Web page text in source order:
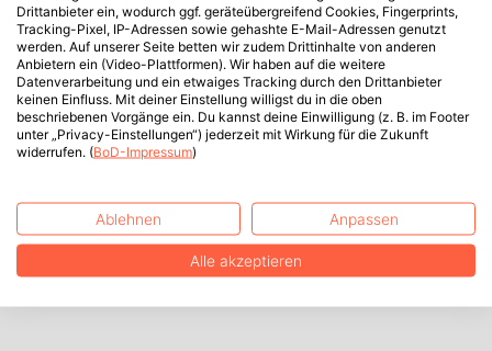
Drittanbieter ein, wodurch ggf. geräteübergreifend Cookies, Fingerprints,
Tracking-Pixel, IP-Adressen sowie gehashte E-Mail-Adressen genutzt
werden. Auf unserer Seite betten wir zudem Drittinhalte von anderen
Anbietern ein (Video-Plattformen). Wir haben auf die weitere
Datenverarbeitung und ein etwaiges Tracking durch den Drittanbieter
keinen Einfluss. Mit deiner Einstellung willigst du in die oben
beschriebenen Vorgänge ein. Du kannst deine Einwilligung (z. B. im Footer
unter „Privacy-Einstellungen“) jederzeit mit Wirkung für die Zukunft
widerrufen. (BoD-Impressum)
Ablehnen Anpassen
Alle akzeptieren